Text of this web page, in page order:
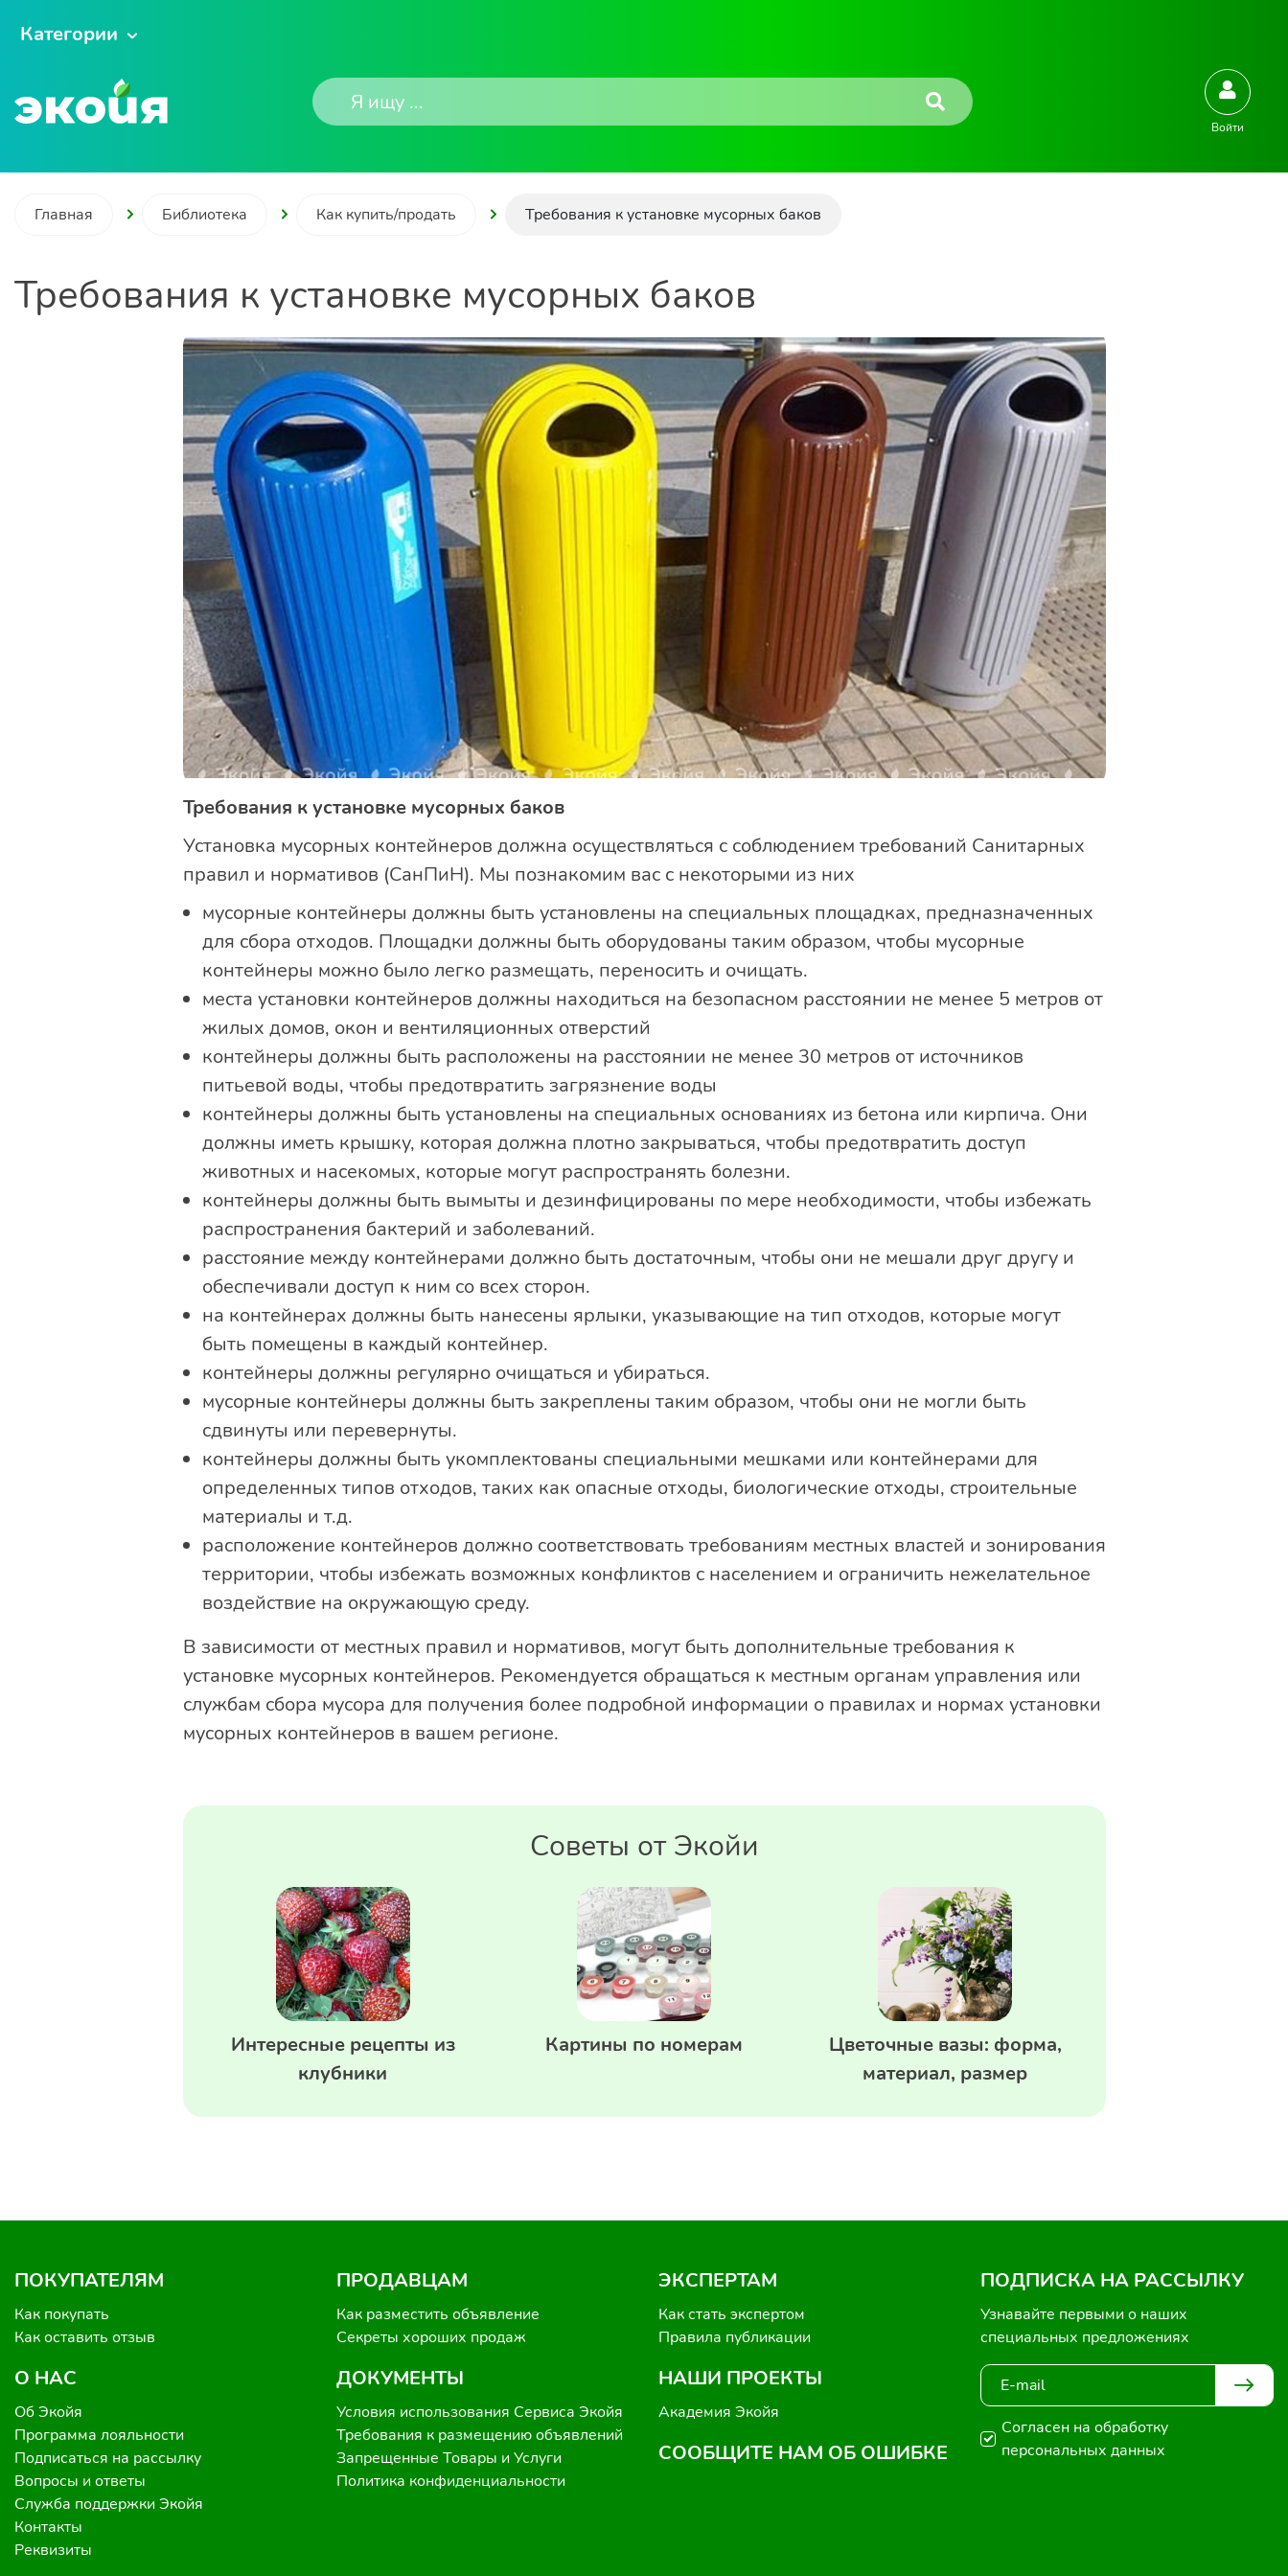
Категории
Войти
Главная Библиотека Как купить/продать Требования к установке мусорных баков
Требования к установке мусорных баков
Требования к установке мусорных баков
Установка мусорных контейнеров должна осуществляться с соблюдением требований Санитарных
правил и нормативов (СанПиН). Мы познакомим вас с некоторыми из них
мусорные контейнеры должны быть установлены на специальных площадках, предназначенных
для сбора отходов. Площадки должны быть оборудованы таким образом, чтобы мусорные
контейнеры можно было легко размещать, переносить и очищать.
места установки контейнеров должны находиться на безопасном расстоянии не менее 5 метров от
жилых домов, окон и вентиляционных отверстий
контейнеры должны быть расположены на расстоянии не менее 30 метров от источников
питьевой воды, чтобы предотвратить загрязнение воды
контейнеры должны быть установлены на специальных основаниях из бетона или кирпича. Они
должны иметь крышку, которая должна плотно закрываться, чтобы предотвратить доступ
животных и насекомых, которые могут распространять болезни.
контейнеры должны быть вымыты и дезинфицированы по мере необходимости, чтобы избежать
распространения бактерий и заболеваний.
расстояние между контейнерами должно быть достаточным, чтобы они не мешали друг другу и
обеспечивали доступ к ним со всех сторон.
на контейнерах должны быть нанесены ярлыки, указывающие на тип отходов, которые могут
быть помещены в каждый контейнер.
контейнеры должны регулярно очищаться и убираться.
мусорные контейнеры должны быть закреплены таким образом, чтобы они не могли быть
сдвинуты или перевернуты.
контейнеры должны быть укомплектованы специальными мешками или контейнерами для
определенных типов отходов, таких как опасные отходы, биологические отходы, строительные
материалы и т.д.
расположение контейнеров должно соответствовать требованиям местных властей и зонирования
территории, чтобы избежать возможных конфликтов с населением и ограничить нежелательное
воздействие на окружающую среду.
В зависимости от местных правил и нормативов, могут быть дополнительные требования к
установке мусорных контейнеров. Рекомендуется обращаться к местным органам управления или
службам сбора мусора для получения более подробной информации о правилах и нормах установки
мусорных контейнеров в вашем регионе.
Советы от Экойи
Интересные рецепты из
клубники
Картины по номерам
Цветочные вазы: форма,
материал, размер
ПОКУПАТЕЛЯМ
Как покупать
Как оставить отзыв
О НАС
Об Экойя
Программа лояльности
Подписаться на рассылку
Вопросы и ответы
Служба поддержки Экойя
Контакты
Реквизиты
ПРОДАВЦАМ
Как разместить объявление
Секреты хороших продаж
ДОКУМЕНТЫ
Условия использования Сервиса Экойя
Требования к размещению объявлений
Запрещенные Товары и Услуги
Политика конфиденциальности
ЭКСПЕРТАМ
Как стать экспертом
Правила публикации
НАШИ ПРОЕКТЫ
Академия Экойя
СООБЩИТЕ НАМ ОБ ОШИБКЕ
ПОДПИСКА НА РАССЫЛКУ
Узнавайте первыми о наших
специальных предложениях
Согласен на обработку
персональных данных